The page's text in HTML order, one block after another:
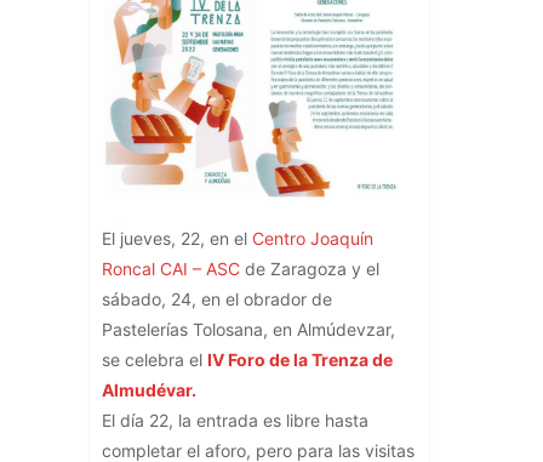
El jueves, 22, en el Centro Joaquín
Roncal CAI – ASC de Zaragoza y el
sábado, 24, en el obrador de
Pastelerías Tolosana, en Almúdevzar,
se celebra el IV Foro de la Trenza de
Almudévar.
El día 22, la entrada es libre hasta
completar el aforo, pero para las visitas